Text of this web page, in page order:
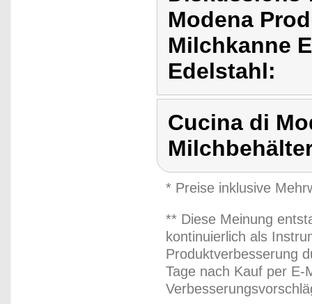
Modena
Milchkanne
Edelstahl:
Cucina di
* Preise inklusive
** Diese Meinung
kontinuierlich als
Produktverbesserung
Tage nach Kauf per E-